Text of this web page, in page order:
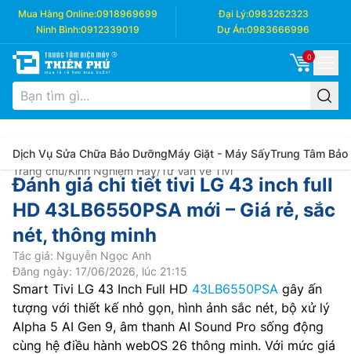
Mua Hàng Online:0918969699 Đại Lý:0983262323
Ninh Bình:0912339019 Dự Án:0983666996
0
Dịch Vụ Sửa Chữa Bảo DưỡngMáy Giặt - Máy SấyTrung Tâm Bảo
Trang chủ/Kinh Nghiệm Hay/Tư Vấn về Tivi
Đánh giá chi tiết tivi LG 43 inch full
HD 43LB6550PSA mới – Giá rẻ, sắc
nét, thông minh
Tác giả: Nguyễn Ngọc Anh
Đăng ngày: 17/06/2026, lúc 21:15
Smart Tivi LG 43 Inch Full HD 43LB6550PSA gây ấn
tượng với thiết kế nhỏ gọn, hình ảnh sắc nét, bộ xử lý
Alpha 5 AI Gen 9, âm thanh AI Sound Pro sống động
cùng hệ điều hành webOS 26 thông minh. Với mức giá